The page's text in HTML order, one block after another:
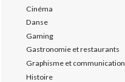
Cinéma
Danse
Gaming
Gastronomie et restaurants
Graphisme et communication
Histoire